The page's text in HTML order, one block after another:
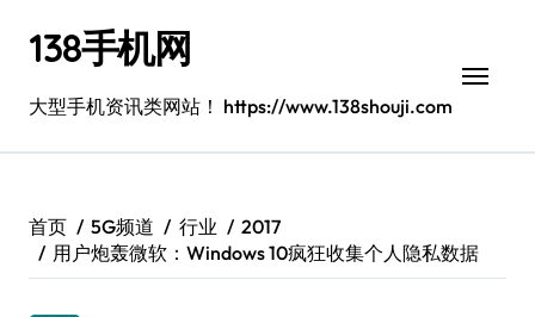
138手机网
大型手机资讯类网站！ https://www.138shouji.com
首页 5G频道 行业
2017
用户炮轰微软：Windows 10疯狂收集个人隐私数据